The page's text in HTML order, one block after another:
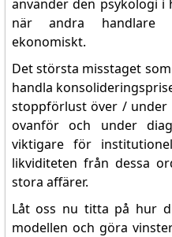
använder den psykologi
när andra handlare
ekonomiskt.
Det största misstaget
handla
stoppförlust över / under
ovanför och under
viktigare för
likviditeten från dessa
stora affärer.
Låt oss nu titta på hur
modellen och göra